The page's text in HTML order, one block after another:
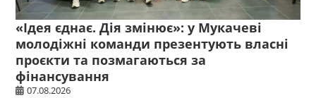
«Ідея єднає. Дія змінює»: у Мукачеві
молодіжні команди презентують власні
проєкти та позмагаються за
фінансування
07.08.2026